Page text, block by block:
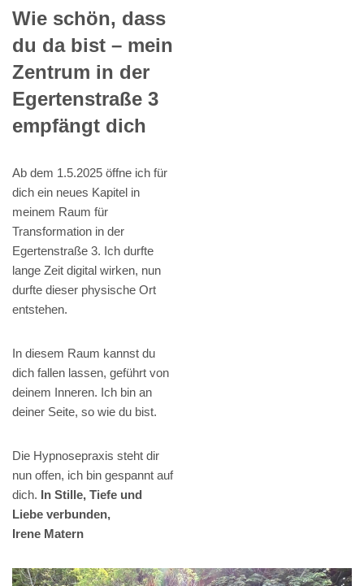
Wie schön, dass
du da bist – mein
Zentrum in der
Egertenstraße 3
empfängt dich
Ab dem 1.5.2025 öffne ich für
dich ein neues Kapitel in
meinem Raum für
Transformation in der
Egertenstraße 3. Ich durfte
lange Zeit digital wirken, nun
durfte dieser physische Ort
entstehen.
In diesem Raum kannst du
dich fallen lassen, geführt von
deinem Inneren. Ich bin an
deiner Seite, so wie du bist.
Die Hypnosepraxis steht dir
nun offen, ich bin gespannt auf
dich. In Stille, Tiefe und
Liebe verbunden,
Irene Matern